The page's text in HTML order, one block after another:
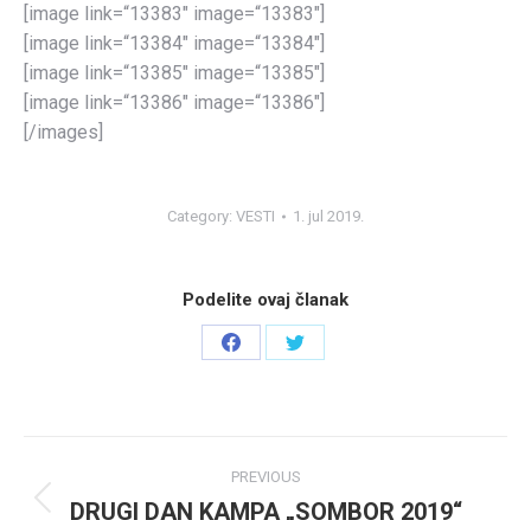
[image link=“13383″ image=“13383″]
[image link=“13384″ image=“13384″]
[image link=“13385″ image=“13385″]
[image link=“13386″ image=“13386″]
[/images]
Category: VESTI 1. jul 2019.
Podelite ovaj članak
Share
Share
PREVIOUS
Previous
DRUGI DAN KAMPA „SOMBOR 2019“